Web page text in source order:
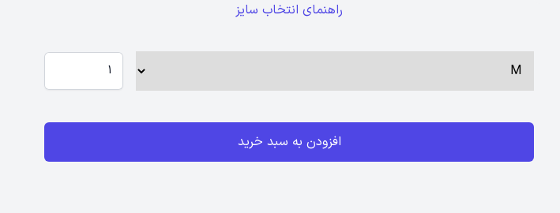
راهنمای انتخاب سایز
افزودن به سبد خرید